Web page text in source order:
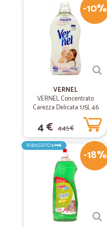
-10%
VERNEL
VERNEL Concentrato
Carezza Delicata 1,15L 46
4 € 4,45 €
-18%
RIBASSATO1,79€